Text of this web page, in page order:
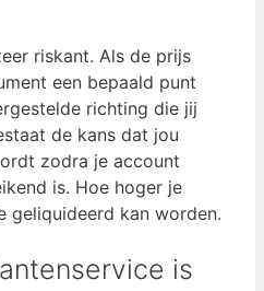
riskant. Als de prijs
een bepaald punt
richting die jij
de kans dat jou
zodra je account
is. Hoe hoger je
geliquideerd kan worden.
is